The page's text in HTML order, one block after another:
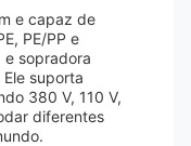
e capaz de
PE/PP e
e sopradora
suporta
380 V, 110 V,
diferentes